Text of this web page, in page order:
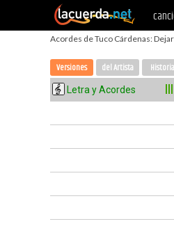
Acordes de Tuco Cárdenas:
Versiones del Artista
Letra y Acordes